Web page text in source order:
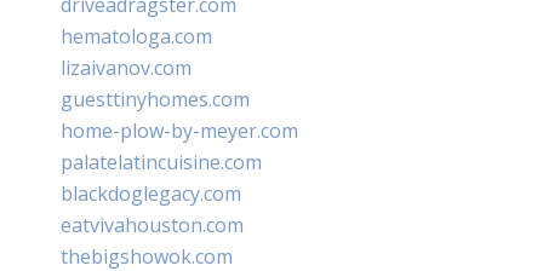
hematologa.com
lizaivanov.com
guesttinyhomes.com
home-plow-by-meyer.com
palatelatincuisine.com
blackdoglegacy.com
eatvivahouston.com
thebigshowok.com